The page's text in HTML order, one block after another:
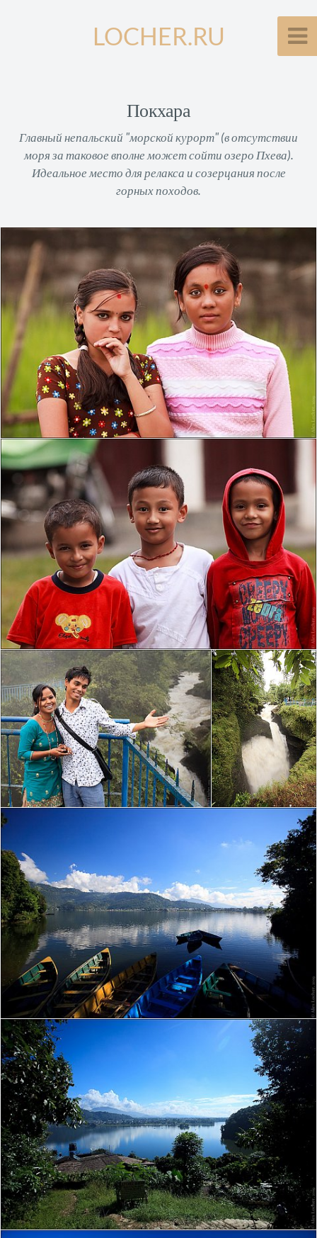
LOCHER.RU
Покхара
Главный непальский "морской курорт" (в отсутствии
моря за таковое вполне может сойти озеро Пхева).
Идеальное место для релакса и созерцания после
горных походов.